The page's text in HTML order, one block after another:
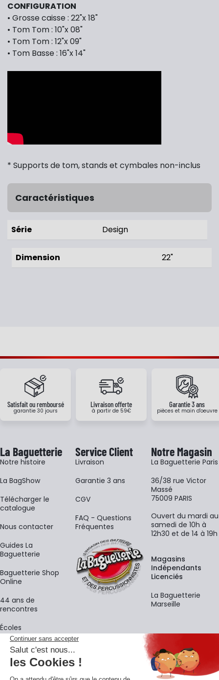
CONFIGURATION
• Grosse caisse : 22"x 18"
• Tom Tom : 10"x 08"
• Tom Tom : 12"x 09"
• Tom Basse : 16"x 14"
* Supports de tom, stands et cymbales non-inclus
Caractéristiques
Série Design
Dimension 22"
Satisfait ou remboursé
garantie 30 jours
Livraison offerte
à partir de 59€
Garantie 3 ans
pièces et main d'oeuvre
La Baguetterie
Notre histoire
La BagShow
​Télécharger le
catalogue
Nous contacter
Guides La
Baguetterie
Baguetterie Shop
Online
44 ans de
rencontres
Écoles
Service Client
Livraison
Garantie 3 ans
CGV
FAQ - Questions
Fréquentes
Notre Magasin
La Baguetterie Paris
36/38 rue Victor
Massé
75009 PARIS
Ouvert du mardi au
samedi de 10h à
12h30 et de 14 à 19h
Magasins
Indépendants
Licenciés
La Baguetterie
Marseille
La newsletter
Adresse e-mail